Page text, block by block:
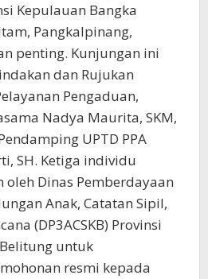
Kepulauan Bangka
Pangkalpinang,
penting. Kunjungan ini
dan Rujukan
Pengaduan,
Nadya Maurita, SKM,
UPTD PPA
SH. Ketiga individu
Dinas Pemberdayaan
Anak, Catatan Sipil,
(DP3ACSKB) Provinsi
untuk
resmi kepada